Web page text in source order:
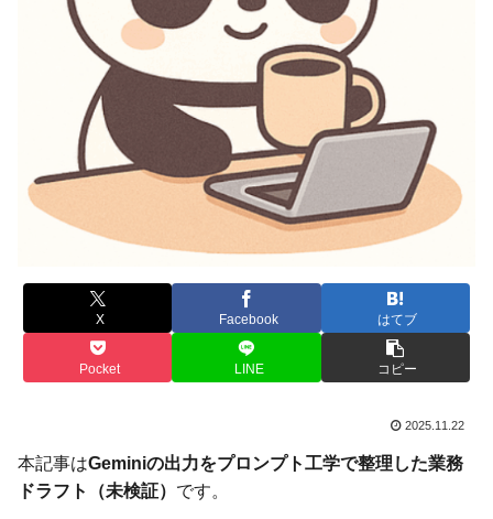
X Facebook はてブ
Pocket LINE コピー
2025.11.22
本記事はGeminiの出力をプロンプト工学で整理した業務
ドラフト（未検証） です。